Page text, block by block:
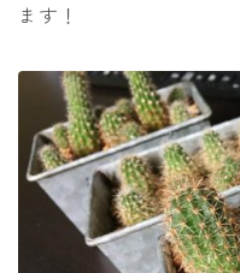
ます！